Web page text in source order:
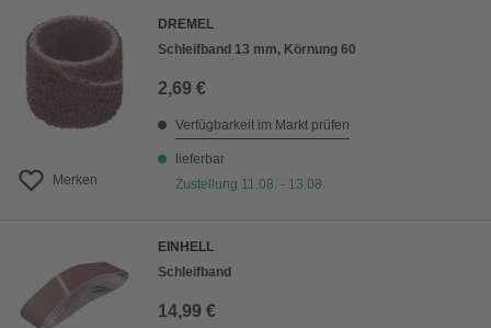
Merken
DREMEL
Schleifband 13 mm, Körnung 60
2,69 €
Verfügbarkeit im Markt prüfen
lieferbar
Zustellung 11.08. - 13.08.
EINHELL
Schleifband
14,99 €